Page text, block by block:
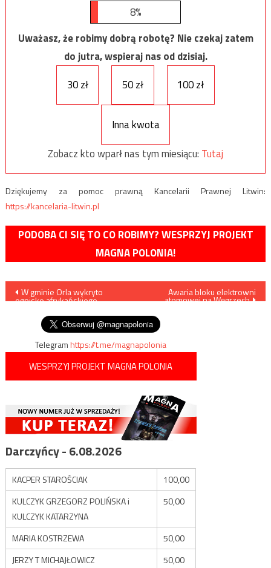
8%
Uważasz, że robimy dobrą robotę? Nie czekaj zatem
do jutra, wspieraj nas od dzisiaj.
30 zł
50 zł 100 zł
Inna kwota
Zobacz kto wparł nas tym miesiącu: Tutaj
Dziękujemy za pomoc prawną Kancelarii Prawnej Litwin:
https://kancelaria-litwin.pl
PODOBA CI SIĘ TO CO ROBIMY? WESPRZYJ PROJEKT
MAGNA POLONIA!
Nawigacja
wpisu
W gminie Orla wykryto
ognisko afrykańskiego
Awaria bloku elektrowni
atomowej na Węgrzech
Telegramhttps://t.me/magnapolonia
WESPRZYJ PROJEKT MAGNA POLONIA
Darczyńcy - 6.08.2026
KACPER STAROŚCIAK
100,00
KULCZYK GRZEGORZ POLIŃSKA i
KULCZYK KATARZYNA
50,00
MARIA KOSTRZEWA
50,00
JERZY T MICHAJŁOWICZ
50,00